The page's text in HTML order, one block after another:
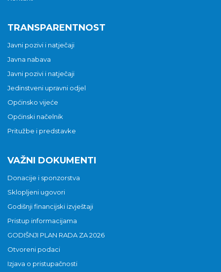
TRANSPARENTNOST
Javni pozivi i natječaji
Javna nabava
Javni pozivi i natječaji
Jedinstveni upravni odjel
Općinsko vijeće
Općinski načelnik
Pritužbe i predstavke
VAŽNI DOKUMENTI
Donacije i sponzorstva
Sklopljeni ugovori
Godišnji financijski izvještaji
Pristup informacijama
GODIŠNJI PLAN RADA ZA 2026
Otvoreni podaci
Izjava o pristupačnosti